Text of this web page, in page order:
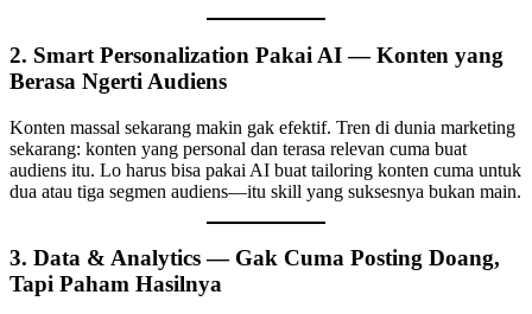
2. Smart Personalization Pakai AI — Konten yang
Berasa Ngerti Audiens
Konten massal sekarang makin gak efektif. Tren di dunia marketing
sekarang: konten yang personal dan terasa relevan cuma buat
audiens itu. Lo harus bisa pakai AI buat tailoring konten cuma untuk
dua atau tiga segmen audiens—itu skill yang suksesnya bukan main.
3. Data & Analytics — Gak Cuma Posting Doang,
Tapi Paham Hasilnya